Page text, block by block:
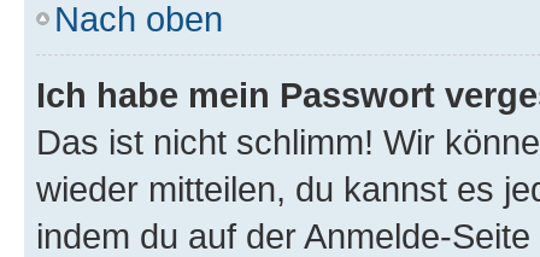
Nach oben
Ich habe mein Passwort
Das ist nicht schlimm! Wir
wieder mitteilen, du kannst es
indem du auf der Anmelde-